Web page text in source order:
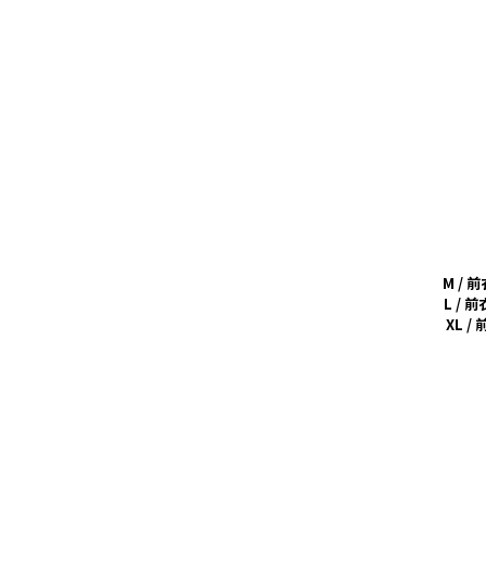
M /
L / 前
XL /